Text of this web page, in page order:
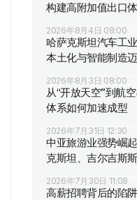
构建高附加值出口
2026年8月4日 08:00
哈萨克斯坦汽车工
本土化与智能制造
2026年8月3日 08:00
从“开放天空”到航
体系如何加速成型
2026年7月31日 12:30
中亚旅游业强势崛
克斯坦、吉尔吉斯
2026年7月30日 11:08
高薪招聘背后的陷